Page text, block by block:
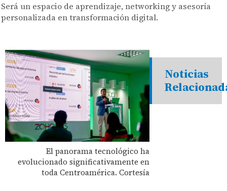
Será un espacio de aprendizaje, networking y asesoría
personalizada en transformación digital.
El panorama tecnológico ha
evolucionado significativamente en
toda Centroamérica. Cortesía
Noticias